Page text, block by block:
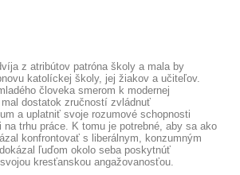
z atribútov patróna školy a mala by
katolíckej školy, jej žiakov a učiteľov.
človeka smerom k modernej
dostatok zručností zvládnuť
a uplatniť svoje rozumové schopnosti
trhu práce. K tomu je potrebné, aby sa ako
konfrontovať s liberálnym, konzumným
ľuďom okolo seba poskytnúť
kresťanskou angažovanosťou.